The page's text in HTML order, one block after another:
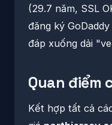
(29.7 năm, SSL
đăng ký
đáp xuống dải
Quan điểm
Kết hợp tất cả